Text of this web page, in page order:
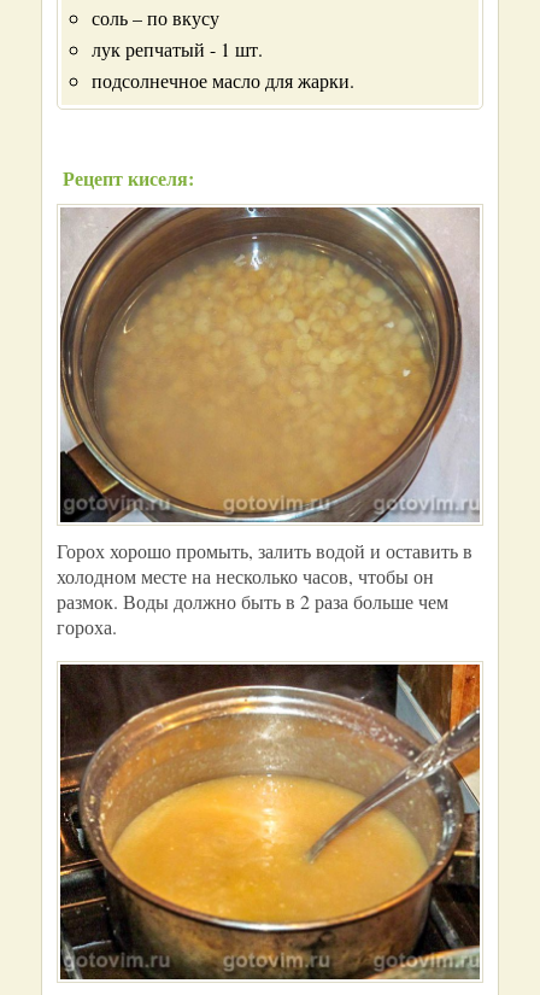
соль – по вкусу
лук репчатый - 1 шт.
подсолнечное масло для жарки.
Рецепт киселя:
Горох хорошо промыть, залить водой и оставить в
холодном месте на несколько часов, чтобы он
размок. Воды должно быть в 2 раза больше чем
гороха.